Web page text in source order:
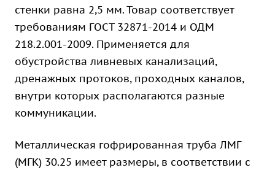
стенки равна 2,5 мм. Товар соответствует
требованиям ГОСТ 32871-2014 и ОДМ
218.2.001-2009. Применяется для
обустройства ливневых канализаций,
дренажных протоков, проходных каналов,
внутри которых располагаются разные
коммуникации.
Металлическая гофрированная труба ЛМГ
(МГК) 30.25 имеет размеры, в соответствии с